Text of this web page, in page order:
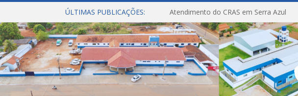
ÚLTIMAS PUBLICAÇÕES: Atendimento do CRAS em Serra Azul